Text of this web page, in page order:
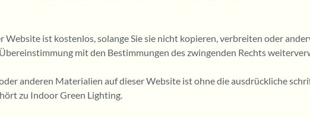
ist kostenlos, solange Sie sie nicht kopieren, verbreiten oder
mit den Bestimmungen des zwingenden Rechts
anderen Materialien auf dieser Website ist ohne die ausdrückliche
zu Indoor Green Lighting.